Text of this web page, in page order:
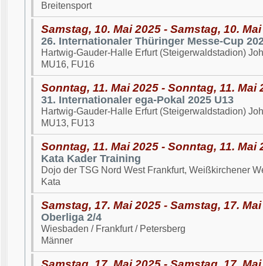
Breitensport
Samstag, 10. Mai 2025 - Samstag, 10.
26. Internationaler Thüringer Messe-Cup
Hartwig-Gauder-Halle Erfurt (Steigerwaldstadion)
MU16, FU16
Sonntag, 11. Mai 2025 - Sonntag, 11. Mai
31. Internationaler ega-Pokal 2025 U13
Hartwig-Gauder-Halle Erfurt (Steigerwaldstadion)
MU13, FU13
Sonntag, 11. Mai 2025 - Sonntag, 11. Mai
Kata Kader Training
Dojo der TSG Nord West Frankfurt, Weißkirchener
Kata
Samstag, 17. Mai 2025 - Samstag, 17.
Oberliga 2/4
Wiesbaden / Frankfurt / Petersberg
Männer